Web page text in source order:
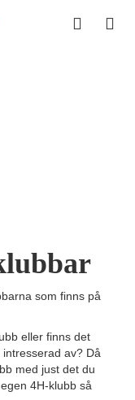
som finns på
eller finns det
av? Då
med just det du
4H-klubb så